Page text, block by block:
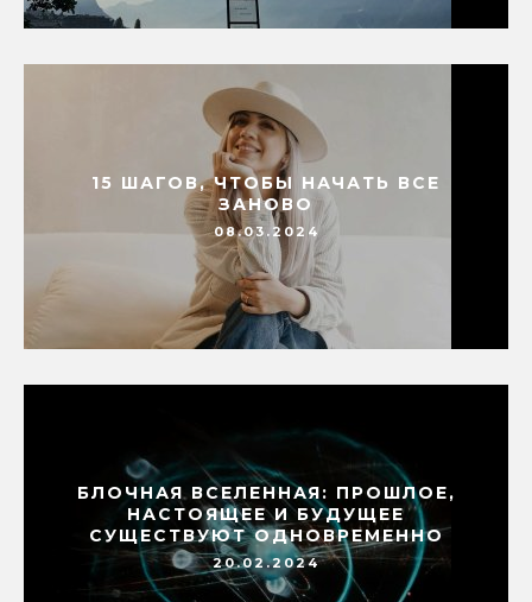
15 ШАГОВ, ЧТОБЫ НАЧАТЬ ВСЕ
ЗАНОВО
08.03.2024
БЛОЧНАЯ ВСЕЛЕННАЯ: ПРОШЛОЕ,
НАСТОЯЩЕЕ И БУДУЩЕЕ
СУЩЕСТВУЮТ ОДНОВРЕМЕННО
20.02.2024